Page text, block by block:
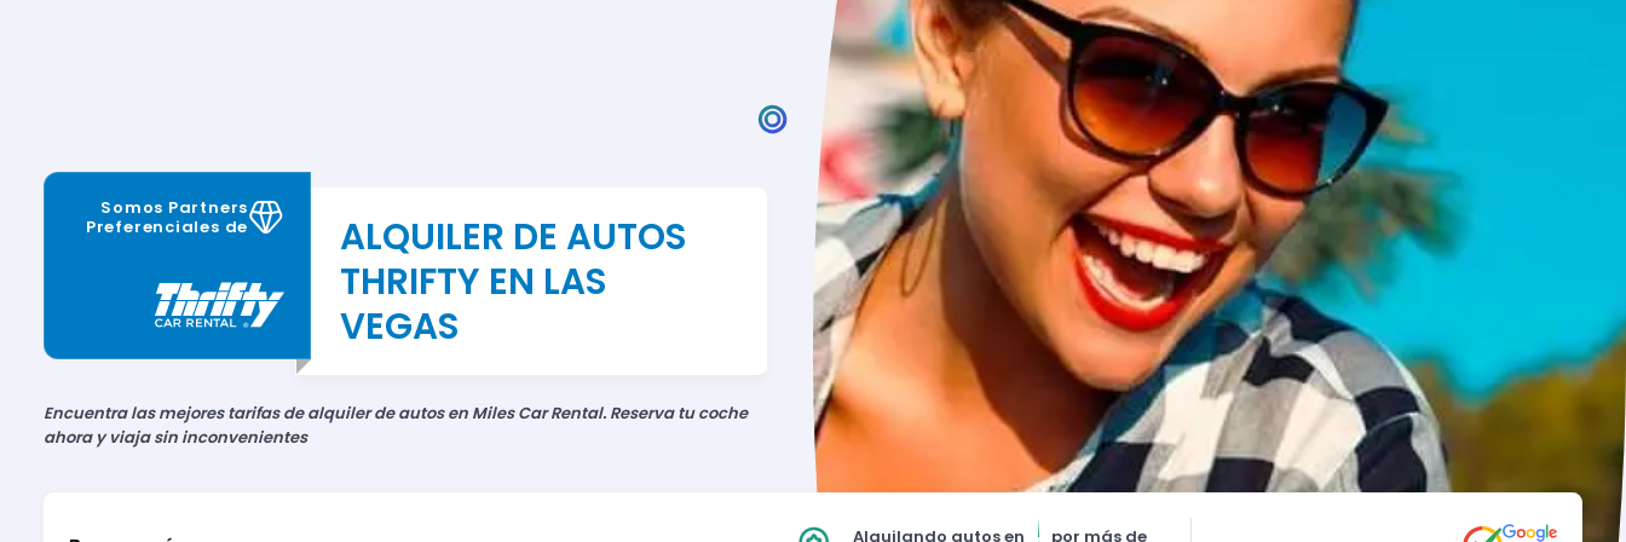
Somos Partners
Preferenciales de
ALQUILER DE AUTOS
THRIFTY EN LAS
VEGAS
Encuentra las mejores tarifas de alquiler de autos en Miles Car Rental. Reserva tu coche
ahora y viaja sin inconvenientes
Alquilando autos en por más de